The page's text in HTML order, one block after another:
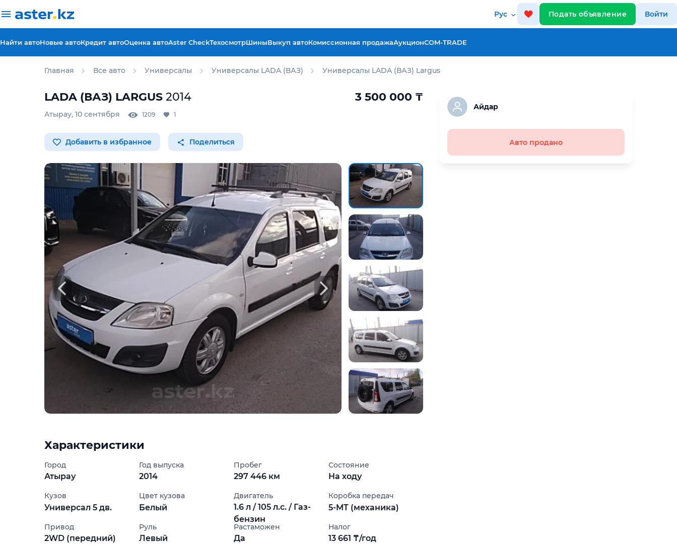
Рус Подать объявление Войти
Найти автоНовые автоКредит автоОценка автоAster CheckТехосмотрШиныВыкуп автоКомиссионная продажаАукционCOM-TRADE
Главная Все авто Универсалы Универсалы LADA (ВАЗ) Универсалы LADA (ВАЗ) Largus
LADA (ВАЗ) LARGUS 2014 3 500 000 ₸
Атырау, 10 сентября 1209 1
Добавить в избранное Поделиться
Для этого авто доступен отчёт Aster
Check
Предоставим подробную информацию об автомобиле:
техническое состояние, пробег, история осмотров,
юридическая проверка по базам РК и РФ
Техническое состояние
Проверка одометра
Проверка криминалиста
Данные по утильсбору
Купить отчёт за 1000₸ Посмотреть пример отчета
Характеристики
Город
Атырау
Год выпуска
2014
Пробег
297 446 км
Состояние
На ходу
Кузов
Универсал 5 дв.
Цвет кузова
Белый
Двигатель
1.6 л / 105 л.с. / Газ-
бензин
Коробка передач
5-MT (механика)
Привод
2WD (передний)
Руль
Левый
Растаможен
Да
Налог
13 661 ₸/год
Айдар
Авто продано